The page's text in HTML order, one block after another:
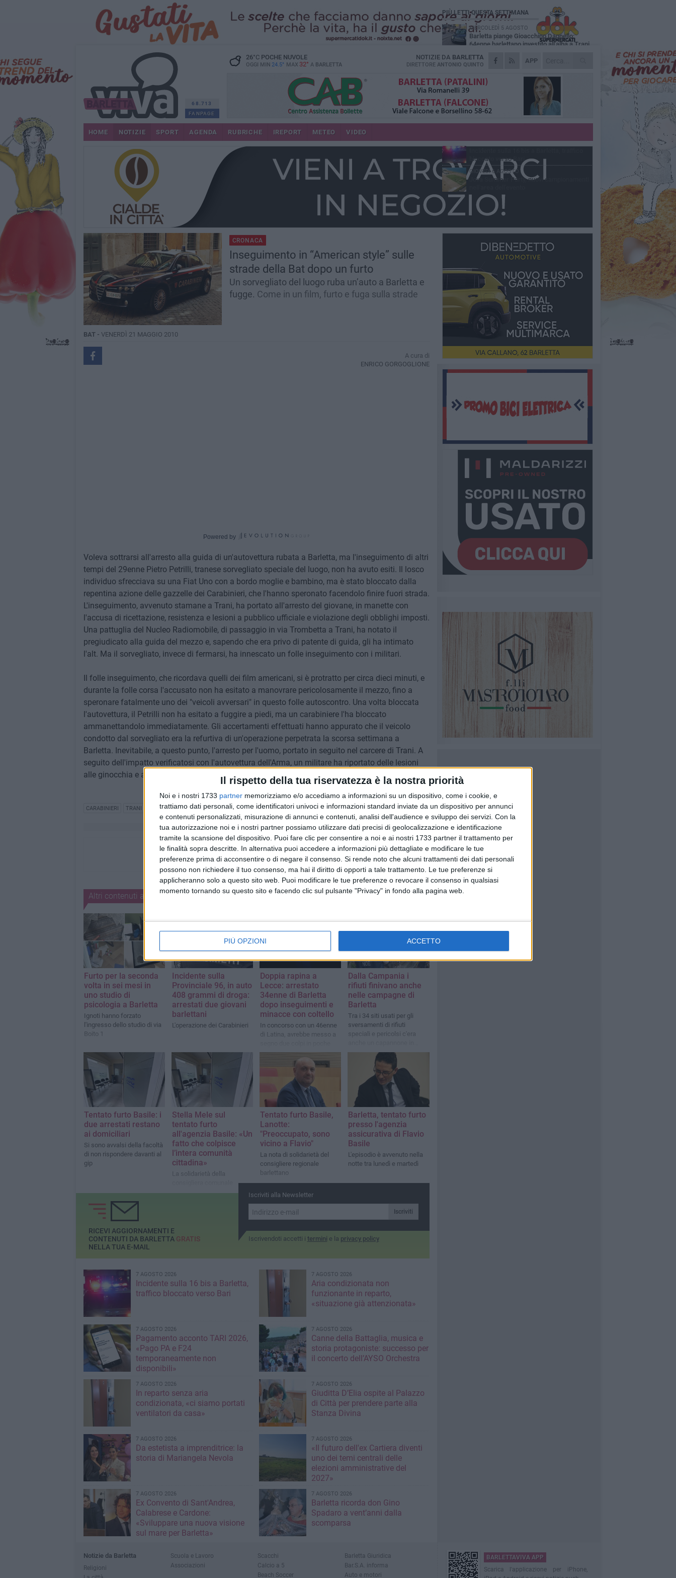
Il rispetto della tua riservatezza è la nostra priorità
Noi e i nostri 1733 partner memorizziamo e/o accediamo a informazioni su un dispositivo, come i cookie, e
trattiamo dati personali, come identificatori univoci e informazioni standard inviate da un dispositivo per annunci
e contenuti personalizzati, misurazione di annunci e contenuti, analisi dell'audience e sviluppo dei servizi. Con la
tua autorizzazione noi e i nostri partner possiamo utilizzare dati precisi di geolocalizzazione e identificazione
tramite la scansione del dispositivo. Puoi fare clic per consentire a noi e ai nostri 1733 partner il trattamento per
le finalità sopra descritte. In alternativa puoi accedere a informazioni più dettagliate e modificare le tue
preferenze prima di acconsentire o di negare il consenso. Si rende noto che alcuni trattamenti dei dati personali
possono non richiedere il tuo consenso, ma hai il diritto di opporti a tale trattamento. Le tue preferenze si
applicheranno solo a questo sito web. Puoi modificare le tue preferenze o revocare il consenso in qualsiasi
momento tornando su questo sito e facendo clic sul pulsante "Privacy" in fondo alla pagina web.
PIÙ OPZIONI ACCETTO
68.713
FANPAGE
26°CPOCHE NUVOLE
OGGI MIN 24.5° MAX 32° A BARLETTA
APP
NOTIZIE DA BARLETTA
DIRETTORE ANTONIO QUINTO
HOME NOTIZIE SPORT AGENDA RUBRICHE IREPORT METEO VIDEO
CRONACA
Inseguimento in “American style” sulle
strade della Bat dopo un furto
Un sorvegliato del luogo ruba un’auto a Barletta e
fugge. Come in un film, furto e fuga sulla strade
BAT - VENERDÌ 21 MAGGIO 2010
A cura di
ENRICO GORGOGLIONE
Powered by
Voleva sottrarsi all'arresto alla guida di un'autovettura rubata a Barletta, ma l'inseguimento di altri
tempi del 29enne Pietro Petrilli, tranese sorvegliato speciale del luogo, non ha avuto esiti. Il losco
individuo sfrecciava su una Fiat Uno con a bordo moglie e bambino, ma è stato bloccato dalla
repentina azione delle gazzelle dei Carabinieri, che l'hanno speronato facendolo finire fuori strada.
L'inseguimento, avvenuto stamane a Trani, ha portato all'arresto del giovane, in manette con
l'accusa di ricettazione, resistenza e lesioni a pubblico ufficiale e violazione degli obblighi imposti.
Una pattuglia del Nucleo Radiomobile, di passaggio in via Trombetta a Trani, ha notato il
pregiudicato alla guida del mezzo e, sapendo che era privo di patente di guida, gli ha intimato
l'alt. Ma il sorvegliato, invece di fermarsi, ha innescato un folle inseguimento con i militari.
Il folle inseguimento, che ricordava quelli dei film americani, si è protratto per circa dieci minuti, e
durante la folle corsa l'accusato non ha esitato a manovrare pericolosamente il mezzo, fino a
speronare fatalmente uno dei "veicoli avversari" in questo folle autoscontro. Una volta bloccata
l'autovettura, il Petrilli non ha esitato a fuggire a piedi, ma un carabiniere l'ha bloccato
ammanettandolo immediatamente. Gli accertamenti effettuati hanno appurato che il veicolo
condotto dal sorvegliato era la refurtiva di un'operazione perpetrata la scorsa settimana a
Barletta. Inevitabile, a questo punto, l'arresto per l'uomo, portato in seguito nel carcere di Trani. A
seguito dell'impatto verificatosi con l'autovettura dell'Arma, un militare ha riportato delle lesioni
alle ginocchia e al torace, guaribili in una settimana.
CARABINIERI TRANI FURTO
Altri contenuti a tema
Furto per la seconda
volta in sei mesi in
uno studio di
psicologia a Barletta
Ignoti hanno forzato
l'ingresso dello studio di via
Boito 1
Incidente sulla
Provinciale 96, in auto
408 grammi di droga:
arrestati due giovani
barlettani
L'operazione dei Carabinieri
Doppia rapina a
Lecce: arrestato
34enne di Barletta
dopo inseguimenti e
minacce con coltello
In concorso con un 46enne
di Latina, avrebbe messo a
ore minacciando vittime e
Dalla Campania i
rifiuti finivano anche
nelle campagne di
Barletta
Tra i 34 siti usati per gli
sversamenti di rifiuti
speciali e pericolsi c'era
disuso nelle campagne
della città
Tentato furto Basile: i
due arrestati restano
ai domiciliari
Si sono avvalsi della facoltà
di non rispondere davanti al
gip
Stella Mele sul
tentato furto
all'agenzia Basile: «Un
fatto che colpisce
l’intera comunità
cittadina»
La solidarietà della
Fratelli d'Italia e Presidente
Tentato furto Basile,
Lanotte:
"Preoccupato, sono
vicino a Flavio"
La nota di solidarietà del
consigliere regionale
barlettano
Barletta, tentato furto
presso l'agenzia
assicurativa di Flavio
Basile
L'episodio è avvenuto nella
notte tra lunedì e martedì
Iscriviti alla Newsletter
Iscriviti
Iscrivendoti accetti i termini e la privacy policy
RICEVI AGGIORNAMENTI E
CONTENUTI DA BARLETTA GRATIS
NELLA TUA E-MAIL
7 AGOSTO 2026
Incidente sulla 16 bis a Barletta,
traffico bloccato verso Bari
7 AGOSTO 2026
Aria condizionata non
funzionante in reparto,
«situazione già attenzionata»
7 AGOSTO 2026
Pagamento acconto TARI 2026,
«Pago PA e F24
temporaneamente non
disponibili»
7 AGOSTO 2026
Canne della Battaglia, musica e
storia protagoniste: successo per
il concerto dell’AYSO Orchestra
7 AGOSTO 2026
In reparto senza aria
condizionata, «ci siamo portati
ventilatori da casa»
7 AGOSTO 2026
Giuditta D’Elia ospite al Palazzo
di Città per prendere parte alla
Stanza Divina
7 AGOSTO 2026
Da estetista a imprenditrice: la
storia di Mariangela Nevola
7 AGOSTO 2026
«Il futuro dell'ex Cartiera diventi
uno dei temi centrali delle
elezioni amministrative del
2027»
7 AGOSTO 2026
Ex Convento di Sant'Andrea,
Calabrese e Cardone:
«Sviluppare una nuova visione
sul mare per Barletta»
7 AGOSTO 2026
Barletta ricorda don Gino
Spadaro a vent’anni dalla
scomparsa
PIÙ LETTI QUESTA SETTIMANA
MERCOLEDÌ 5 AGOSTO
Barletta piange Gioacchino Dagnello:
64enne barlettano investito all'alba a Trani
GIOVEDÌ 6 AGOSTO
Il ricordo di "Cecco", il benzinaio col
separavano dalla pensione»
MERCOLEDÌ 5 AGOSTO
Jova Summer Party, giovedì mattina
sopralluogo nell'area dell'evento
DOMENICA 2 AGOSTO
Beni confiscati alla mafia. Nasce il servizio
VENERDÌ 7 AGOSTO
bloccato verso Bari
GIOVEDÌ 6 AGOSTO
Jova Summer Party, nuovi campionamenti
Notizie da Barletta
Religioni
Scuola e Lavoro
Associazioni
Scacchi
Calcio a 5
Beach Soccer
Barletta Giuridica
Bar.S.A. informa
Auto e motori
BARLETTAVIVA APP
Scarica l'applicazione per iPhone,